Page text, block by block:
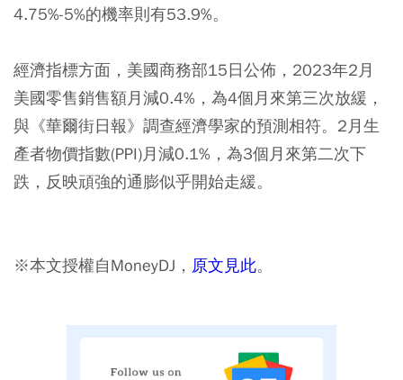
4.75%-5%的機率則有53.9%。
經濟指標方面，美國商務部15日公佈，2023年2月
美國零售銷售額月減0.4%，為4個月來第三次放緩，
與《華爾街日報》調查經濟學家的預測相符。2月生
產者物價指數(PPI)月減0.1%，為3個月來第二次下
跌，反映頑強的通膨似乎開始走緩。
※本文授權自MoneyDJ， 原文見此。